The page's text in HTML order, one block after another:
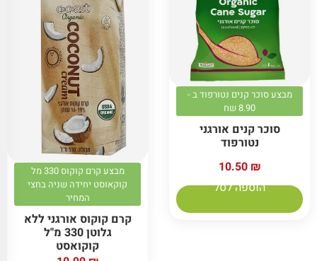
מבצע סוכר קנים נטורפוד ב -
8.90 שח
סוכר קנים אורגני
נטורפוד
10.50 ₪
הוספה לסל
מבצע קרם קוקוס 330 מל
קוקאוסט יחידה שניה בחצי
המחיר
קרם קוקוס אורגני ללא
גלוטן 330 מ"ל
קוקואסט